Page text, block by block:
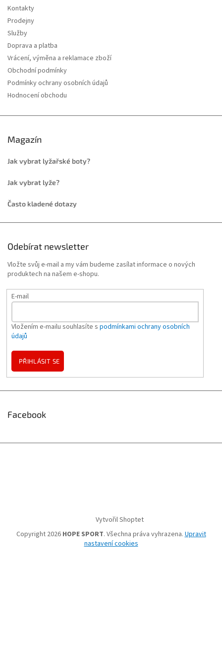
Kontakty
Prodejny
Služby
Doprava a platba
Vrácení, výměna a reklamace zboží
Obchodní podmínky
Podmínky ochrany osobních údajů
Hodnocení obchodu
Magazín
Jak vybrat lyžařské boty?
Jak vybrat lyže?
Často kladené dotazy
Odebírat newsletter
Vložte svůj e-mail a my vám budeme zasílat informace o nových
produktech na našem e-shopu.
E-mail
Vložením e-mailu souhlasíte s podmínkami ochrany osobních
údajů
PŘIHLÁSIT SE
Facebook
Vytvořil Shoptet
Copyright 2026 HOPE SPORT. Všechna práva vyhrazena. Upravit
nastavení cookies